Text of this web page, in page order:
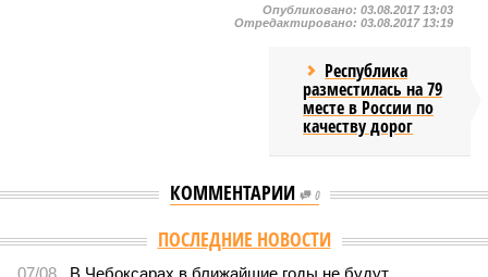
Опубликовано: 03.08.2017 13:03
Отредактировано: 03.08.2017 13:19
Республика
разместилась на 79
месте в России по
качеству дорог
КОММЕНТАРИИ 0
Версия //Власть //Роспотребнадзор после проверки отстранил от
работы 20 сотрудников детских лагерей